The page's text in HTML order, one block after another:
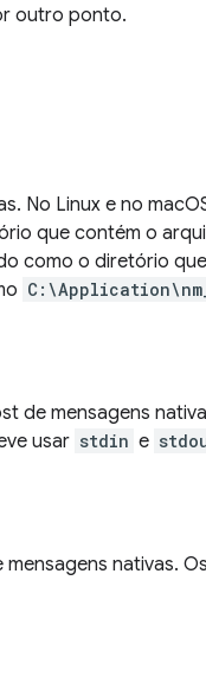
outro ponto.
No Linux e no
que contém o
como o diretório
de mensagens
usar stdin e
nativas.